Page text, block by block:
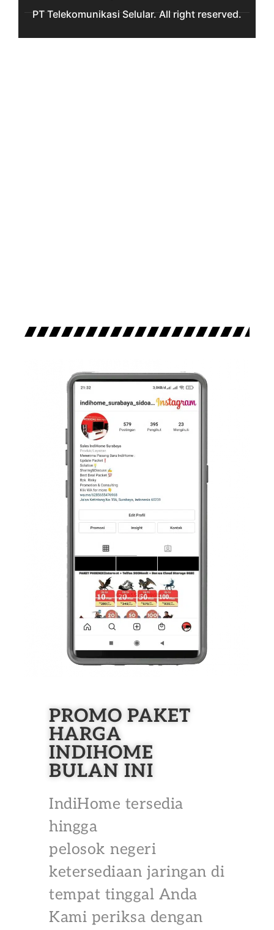
PT Telekomunikasi Selular. All right reserved.
PROMO PAKET
HARGA
INDIHOME
BULAN INI
IndiHome tersedia
hingga
pelosok negeri
ketersediaan jaringan di
tempat tinggal Anda
Kami periksa dengan